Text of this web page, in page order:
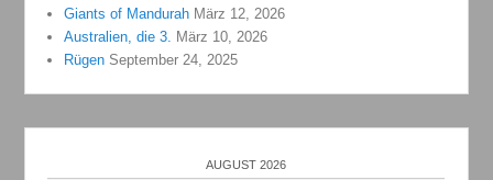
Giants of Mandurah März 12, 2026
Australien, die 3. März 10, 2026
Rügen September 24, 2025
AUGUST 2026